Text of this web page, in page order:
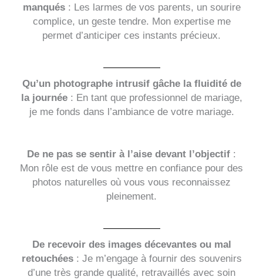
manqués: Les larmes de vos parents, un sourire
complice, un geste tendre. Mon expertise me
permet d’anticiper ces instants précieux.
Qu’un photographe intrusif gâche la fluidité de
la journée: En tant que professionnel de mariage,
je me fonds dans l’ambiance de votre mariage.
De ne pas se sentir à l’aise devant l’objectif :
Mon rôle est de vous mettre en confiance pour des
photos naturelles où vous vous reconnaissez
pleinement.
De recevoir des images décevantes ou mal
retouchées: Je m’engage à fournir des souvenirs
d’une très grande qualité, retravaillés avec soin